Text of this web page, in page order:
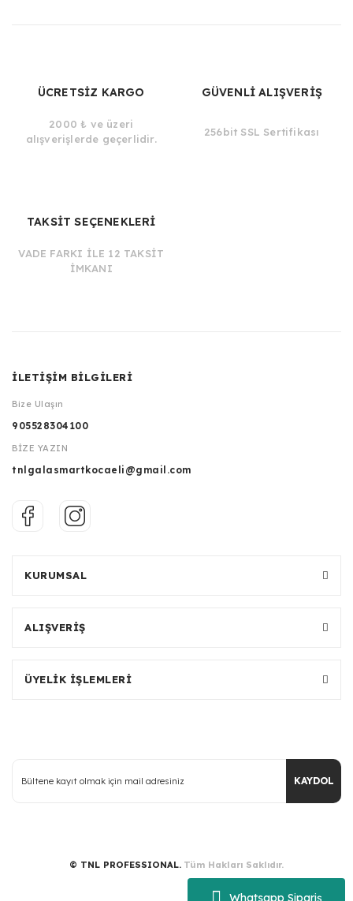
Whatsapp Sipariş
ÜCRETSİZ KARGO
2000 ₺ ve üzeri
alışverişlerde geçerlidir.
GÜVENLİ ALIŞVERİŞ
256bit SSL Sertifikası
TAKSİT SEÇENEKLERİ
VADE FARKI İLE 12 TAKSİT
İMKANI
İLETİŞİM BİLGİLERİ
Bize Ulaşın
905528304100
BİZE YAZIN
tnlgalasmartkocaeli@gmail.com
KURUMSAL
ALIŞVERİŞ
ÜYELİK İŞLEMLERİ
KAYDOL
© TNL PROFESSIONAL. Tüm Hakları Saklıdır.